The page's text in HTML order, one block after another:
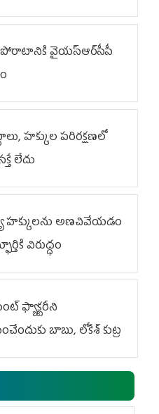
వైయ‌స్ఆర్‌సీపీ
హక్కుల పరిరక్షణలో
లేదు
హక్కులను అణచివేయడం
విరుద్ధం
ఫ్యాక్టరీని
బాబు, లోకేశ్ కుట్ర